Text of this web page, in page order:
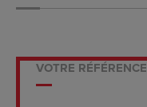
VOTRE RÉFÉRENCE